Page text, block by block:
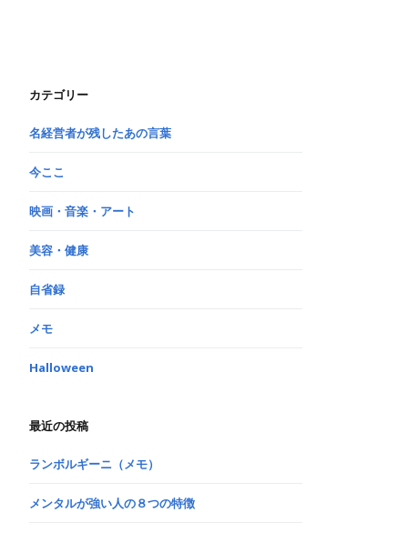
カテゴリー
名経営者が残したあの言葉
今ここ
映画・音楽・アート
美容・健康
自省録
メモ
Halloween
最近の投稿
ランボルギーニ（メモ）
メンタルが強い人の８つの特徴